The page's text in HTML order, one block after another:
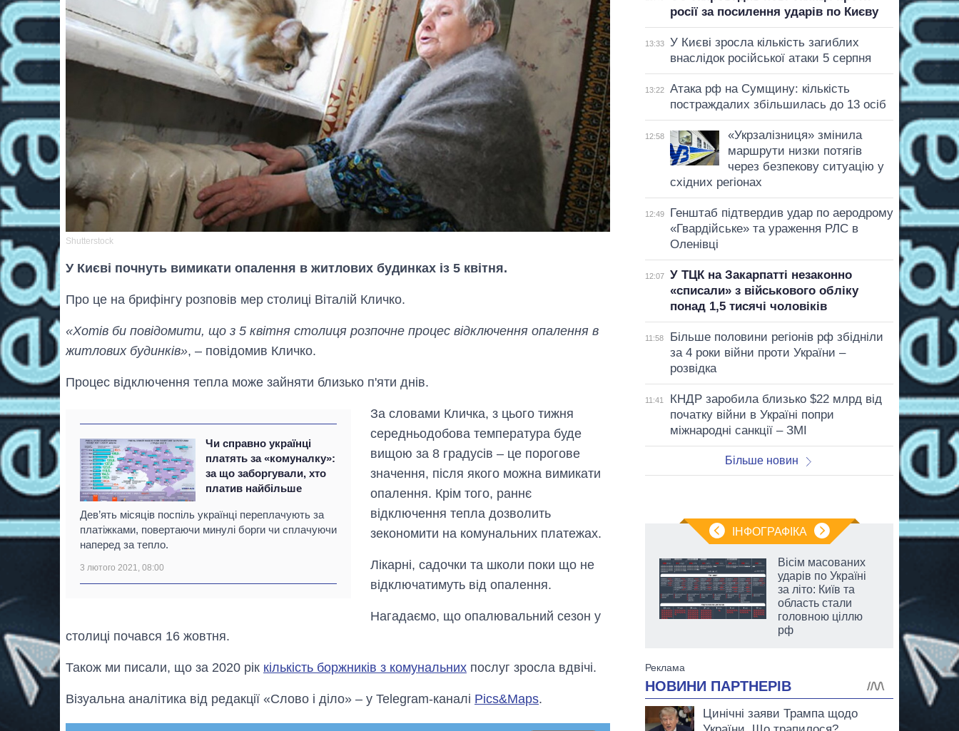
Shutterstock
У Києві почнуть вимикати опалення в житлових будинках із 5 квітня.
Про це на брифінгу розповів мер столиці Віталій Кличко.
«Хотів би повідомити, що з 5 квітня столиця розпочне процес відключення опалення в
житлових будинків», – повідомив Кличко.
Процес відключення тепла може зайняти близько п'яти днів.
Чи справно українці
платять за «комуналку»:
за що заборгували, хто
платив найбільше
Дев’ять місяців поспіль українці переплачують за
платіжками, повертаючи минулі борги чи сплачуючи
наперед за тепло.
3 лютого 2021, 08:00
За словами Кличка, з цього тижня
середньодобова температура буде
вищою за 8 градусів – це порогове
значення, після якого можна вимикати
опалення. Крім того, раннє
відключення тепла дозволить
зекономити на комунальних платежах.
Лікарні, садочки та школи поки що не
відключатимуть від опалення.
Нагадаємо, що опалювальний сезон у
столиці почався 16 жовтня.
Також ми писали, що за 2020 рік кількість боржників з комунальних послуг зросла вдвічі.
Візуальна аналітика від редакції «Слово і діло» – у Telegram-каналі Pics&Maps.
росії за посилення ударів по Києву
13:33
У Києві зросла кількість загиблих
внаслідок російської атаки 5 серпня
13:22
Атака рф на Сумщину: кількість
постраждалих збільшилась до 13 осіб
12:58
«Укрзалізниця» змінила
маршрути низки потягів
через безпекову ситуацію у
східних регіонах
12:49
Генштаб підтвердив удар по аеродрому
«Гвардійське» та ураження РЛС в
Оленівці
12:07
У ТЦК на Закарпатті незаконно
«списали» з військового обліку
понад 1,5 тисячі чоловіків
11:58
Більше половини регіонів рф збідніли
за 4 роки війни проти України –
розвідка
11:41
КНДР заробила близько $22 млрд від
початку війни в Україні попри
міжнародні санкції – ЗМІ
Більше новин
ІНФОГРАФІКА
Як змінився
бюджет
Міністерства
років війни з
Вісім масованих
ударів по Україні
за літо: Київ та
область стали
головною ціллю
рф